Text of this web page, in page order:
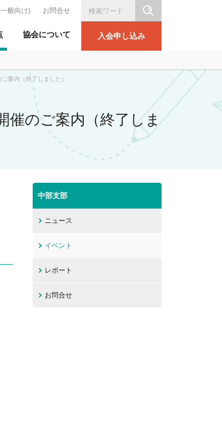
テーション協会
協会について 入会申し込み
般向け) お問合せ
（終了しました）
会（第123回）
のご案内（終了しま
中部支部
ニュース
イベント
レポート
お問合せ